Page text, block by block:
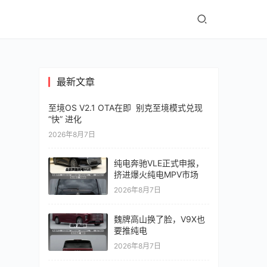
最新文章
至境OS V2.1 OTA在即 别克至境模式兑现
“快” 进化
2026年8月7日
纯电奔驰VLE正式申报，
挤进爆火纯电MPV市场
2026年8月7日
魏牌高山换了脸，V9X也
要推纯电
2026年8月7日